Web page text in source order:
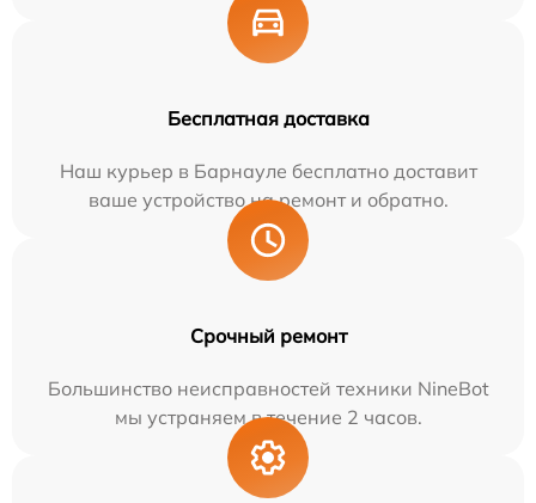
Бесплатная доставка
Наш курьер в Барнауле бесплатно доставит
ваше устройство на ремонт и обратно.
Срочный ремонт
Большинство неисправностей техники NineBot
мы устраняем в течение 2 часов.